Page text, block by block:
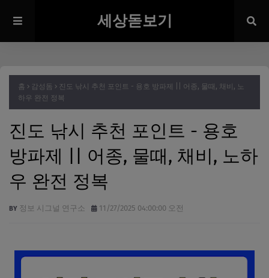
세상돋보기
홈 감성돔
진도 낚시 추천 포인트 - 용호 방파제 || 어종, 물때, 채비, 노
하우 완전 정복
진도 낚시 추천 포인트 - 용호
방파제 || 어종, 물때, 채비, 노하
우 완전 정복
정보 시그널 연구소 11/27/2025 04:00:00 오전